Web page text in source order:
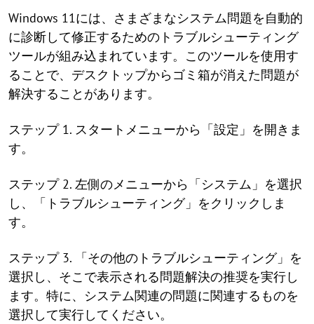
Windows 11には、さまざまなシステム問題を自動的
に診断して修正するためのトラブルシューティング
ツールが組み込まれています。このツールを使用す
ることで、デスクトップからゴミ箱が消えた問題が
解決することがあります。
ステップ 1. スタートメニューから「設定」を開きま
す。
ステップ 2. 左側のメニューから「システム」を選択
し、「トラブルシューティング」をクリックしま
す。
ステップ 3. 「その他のトラブルシューティング」を
選択し、そこで表示される問題解決の推奨を実行し
ます。特に、システム関連の問題に関連するものを
選択して実行してください。